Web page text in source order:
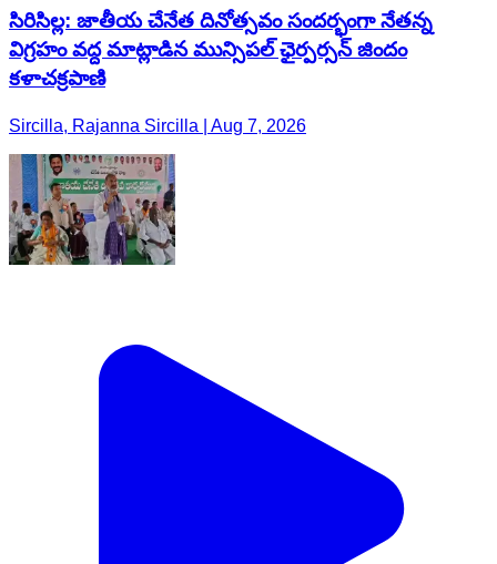
సిరిసిల్ల: జాతీయ చేనేత దినోత్సవం సందర్భంగా నేతన్న
విగ్రహం వద్ద మాట్లాడిన మున్సిపల్ ఛైర్పర్సన్ జిందం
కళాచక్రపాణి
Sircilla, Rajanna Sircilla | Aug 7, 2026